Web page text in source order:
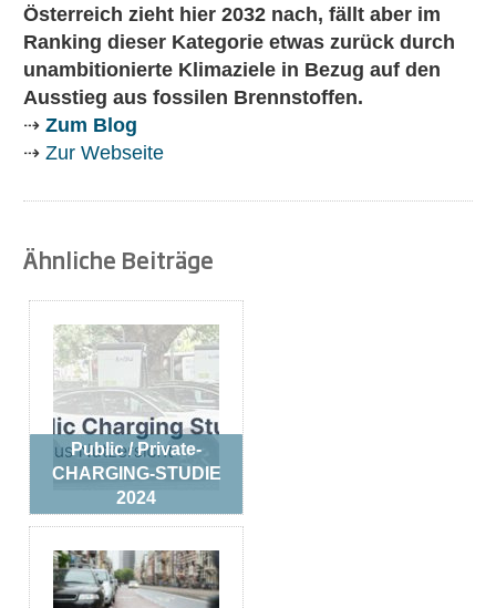
Österreich zieht hier 2032 nach, fällt aber im
Ranking dieser Kategorie etwas zurück durch
unambitionierte Klimaziele in Bezug auf den
Ausstieg aus fossilen Brennstoffen.
⇢ Zum Blog
⇢ Zur Webseite
Ähnliche Beiträge
Public / Private-
CHARGING-STUDIE
2024